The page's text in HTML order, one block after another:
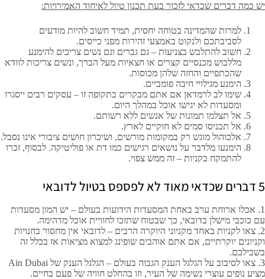
יש כמה דברים שכדאי לזכור בעת תכנון טיול לאיחוד האמירויות:
למרות שהמדינה בטוחה יחסית, תמיד חשוב להיות מודעים
לסביבתכם ולנקוט באמצעי זהירות מפני כייסים.
חשוב להתלבש בצניעות – גם גברים וגם נשים צריכים להימנע
מללבוש מכנסיים קצרים או חצאיות מעל הברך, ונשים צריכות לוודא
שהכתפיים והחזה שלהן מכוסות.
הימנע מגילויי חיבה פומביים.
שימו לב לרמדאן אם אתם מבקרים בתקופה זו – עסקים רבים ייסגרו
ומסעדות לא יגישו אוכל במהלך היום.
אל תצלמו תמונות של אנשים ללא רשותם.
אל תכניסו סמים לא חוקיים לארץ.
אלכוהול מוגש רק במקומות מורשים, ושיכרון חושים ציבורי אינו נסבל.
הימנעו מלדבר על נושאים רגישים כמו דת או פוליטיקה. לבסוף, זכרו
להתמקח בקניות – זה ממש צפוי.
5דברים שכדאי מאוד לא לפספס בטיול לדובאי
1. אכלו ארוחת ערב באחת המסעדות הידועות בעולם – יש המון מסעדות
עם כוכבי מישלן בדובאי, כך שבטוח שתזכו לחוויית אוכל מדהימה.
2. צאו לקניות באחד מקניוני היוקרה הרבים – לדובאי אין מחסור בחנויות
וקניונים יוקרתיים, אם אתם אוהבים שופינג למצוא מציאות אז בכלל זה
בשבילכם.
3. צאו לסיבוב על הגלגל הענק הגבוה בעולם – הגלגל הענק של
מציע נופים עוצרי נשימה של העיר, וזו בהחלט חוויה של פעם בחיים.